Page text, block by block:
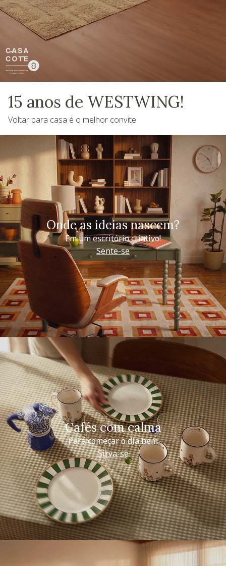
15 anos de WESTWING!
Voltar para casa é o melhor convite
Onde as ideias nascem?
Em um escritório criativo!
Sente-se
Cafés com calma
Para começar o dia bem
Sirva-se